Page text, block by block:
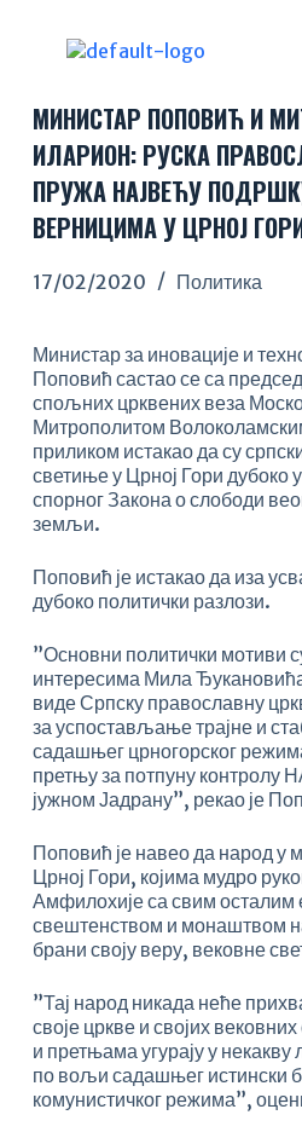
o
n
МИНИСТАР ПОПОВИЋ И
ИЛАРИОН: РУСКА
ПРУЖА НАЈВЕЋУ
ВЕРНИЦИМА У ЦРНОЈ
17/02/2020 Политика
Министар за иновације и
Поповић састао се са
спољних црквених веза
Митрополитом
приликом истакао да су
светиње у Црној Гори дубоко
спорног Закона о слободи
земљи.
Поповић је истакао да иза
дубоко политички разлози.
”Основни политички мотиви
интересима Мила
виде Српску православну
за успостављање трајне и
садашњег црногорског
претњу за потпуну контролу
јужном Јадрану”, рекао је
Поповић је навео да народ у
Црној Гори, којима мудро
Амфилохије са свим осталим
свештенством и монаштвом
брани своју веру, вековне
”Тај народ никада неће
своје цркве и својих
и претњама угурају у
по вољи садашњег истински
комунистичког режима”,